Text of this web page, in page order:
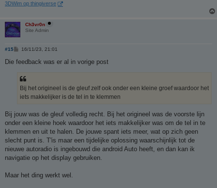
3DWim op thingiverse
Ch3vr0n
Site Admin
#15
B
r
h
16/11/23, 21:01
Die feedback was er al in vorige post
Bij het origineel is de gleuf zelf ook onder een kleine groef waardoor het
iets makkelijker is de tel in te klemmen
Bij jouw was de gleuf volledig recht. Bij het origineel was de voorste lijn
onder een kleine hoek waardoor het iets makkelijker was om de tel in te
klemmen en uit te halen. De jouwe spant iets meer, wat op zich geen
slecht punt is. T'is maar een tijdelijke oplossing waarschijnlijk tot de
nieuwe autoradio is ingebouwd die android Auto heeft, en dan kan ik
navigatie op het display gebruiken.
Maar het ding werkt wel.